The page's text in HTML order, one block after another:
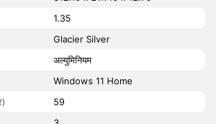
1.35
Glacier Silver
अल्युमिनियम
Windows 11 Home
59